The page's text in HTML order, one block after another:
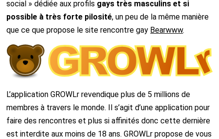
social » dédiée aux profils gays très masculins et si
possible à très forte pilosité, un peu de la même manière
que ce que propose le site rencontre gay Bearwww.
L’application GROWLr revendique plus de 5 millions de
membres à travers le monde. Il s’agit d’une application pour
faire des rencontres et plus si affinités donc cette dernière
est interdite aux moins de 18 ans. GROWLr propose de vous